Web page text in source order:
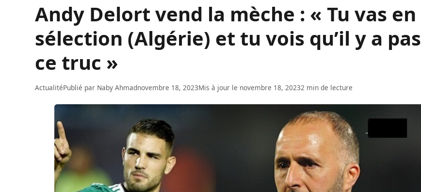
Andy Delort vend la mèche : « Tu vas en
sélection (Algérie) et tu vois qu’il y a pas
ce truc »
ActualitéPublié par Naby Ahmadnovembre 18, 2023Mis à jour le novembre 18, 20232 min de lecture